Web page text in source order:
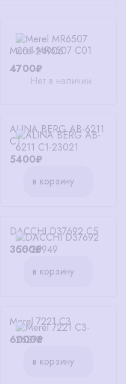
Merel MR6507 C01
4700₽
Нет в наличии
ALINA BERG AB-6211
C1
5400₽
в корзину
DACCHI D37692 C5
3500₽
в корзину
Merel 7221 C3
6000₽
в корзину